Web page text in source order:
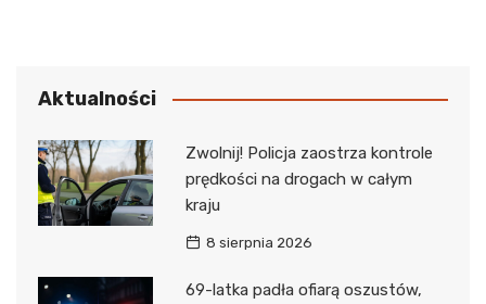
Aktualności
Zwolnij! Policja zaostrza kontrole
prędkości na drogach w całym
kraju
8 sierpnia 2026
69-latka padła ofiarą oszustów,